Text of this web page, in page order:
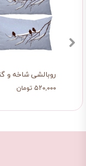
روبالشی شاخه و
۵۲۰,۰۰۰ تومان